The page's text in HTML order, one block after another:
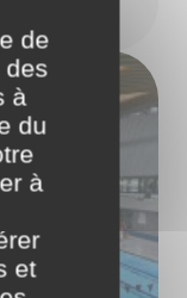
de
des
à
du
à
et